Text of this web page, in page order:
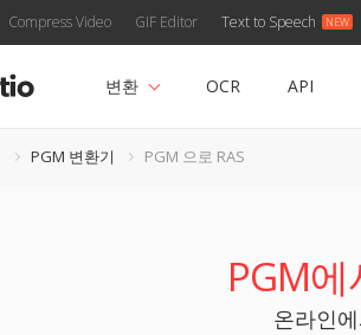
Compress Video GIF Editor Text to Speech
변환 OCR API
PGM 변환기 PGM 으로 RAS
PGM
온라인